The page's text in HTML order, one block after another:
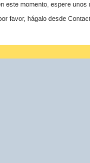
este momento, espere unos
favor, hágalo desde